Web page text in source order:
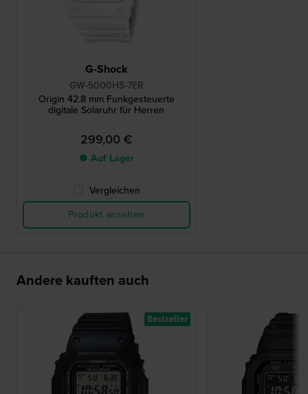
G-Shock
GW-5000HS-7ER
Origin 42.8 mm Funkgesteuerte
digitale Solaruhr für Herren
299,00 €
● Auf Lager
Vergleichen
Produkt ansehen
Andere kauften auch
Bestseller